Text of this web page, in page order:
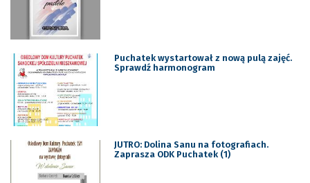
Puchatek wystartował z nową pulą zajęć.
Sprawdź harmonogram
JUTRO: Dolina Sanu na fotografiach.
Zaprasza ODK Puchatek (1)